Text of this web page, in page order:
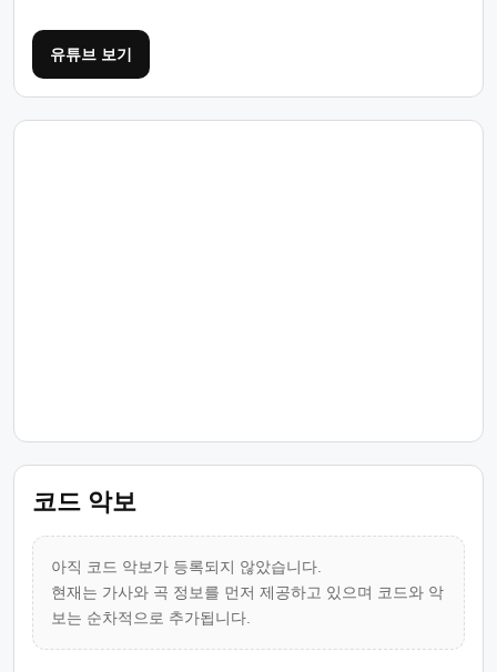
유튜브 보기
코드 악보
아직 코드 악보가 등록되지 않았습니다.
현재는 가사와 곡 정보를 먼저 제공하고 있으며 코드와 악
보는 순차적으로 추가됩니다.